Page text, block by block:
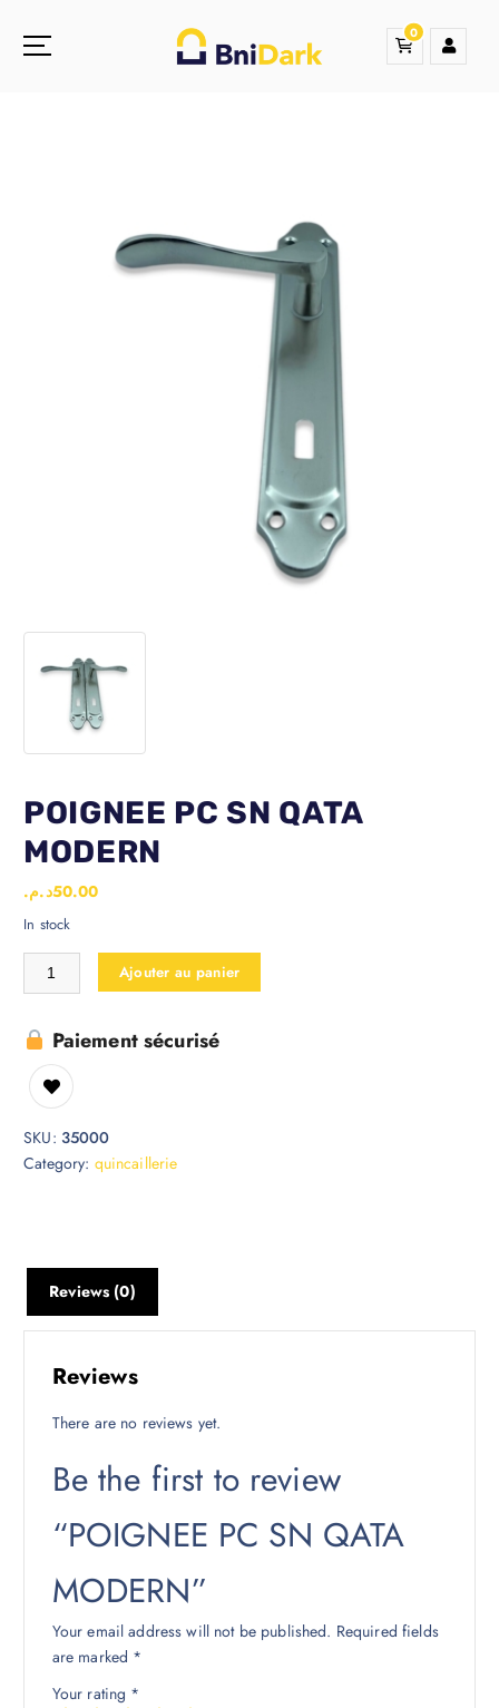
0
POIGNEE PC SN QATA
MODERN
50.00د.م.
In stock
Ajouter au panier
Paiement sécurisé
SKU: 35000
Category: quincaillerie
Reviews (0)
Reviews
There are no reviews yet.
Be the first to review
“POIGNEE PC SN QATA
MODERN”
Your email address will not be published. Required fields
are marked *
Your rating *